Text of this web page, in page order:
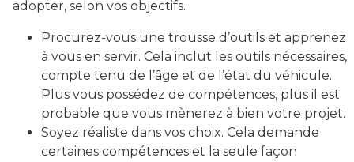
adopter, selon vos objectifs.
Procurez-vous une trousse d’outils et apprenez
à vous en servir. Cela inclut les outils nécessaires,
compte tenu de l’âge et de l’état du véhicule.
Plus vous possédez de compétences, plus il est
probable que vous mènerez à bien votre projet.
Soyez réaliste dans vos choix. Cela demande
certaines compétences et la seule façon